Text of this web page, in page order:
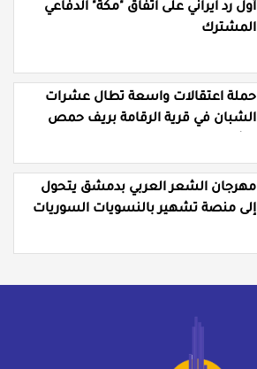
أول رد ايراني على اتفاق "مكة" الدفاعي
المشترك
حملة اعتقالات واسعة تطال عشرات
الشبان في قرية الرقامة بريف حمص
مهرجان الشعر العربي بدمشق يتحول
إلى منصة تشهير بالنسويات السوريات